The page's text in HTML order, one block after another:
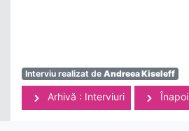
Interviu realizat de Andreea Kiseleff
Arhivă : Interviuri Înapoi